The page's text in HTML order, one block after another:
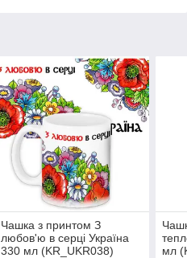
Чашка з принтом З
любов'ю в серці Україна
330 мл (KR_UKR038)
мл